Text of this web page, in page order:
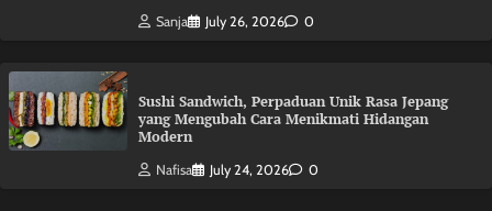
Sanja July 26, 2026 0
Sushi Sandwich, Perpaduan Unik Rasa Jepang
yang Mengubah Cara Menikmati Hidangan
Modern
Nafisa July 24, 2026 0